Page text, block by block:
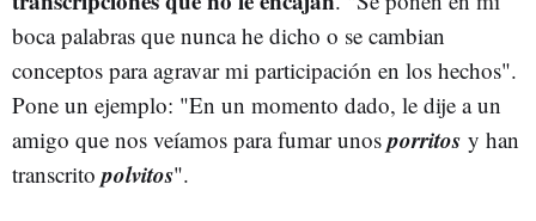
boca palabras que nunca he dicho o se cambian
conceptos para agravar mi participación en los hechos".
Pone un ejemplo: "En un momento dado, le dije a un
amigo que nos veíamos para fumar unos porritos y han
transcrito polvitos".